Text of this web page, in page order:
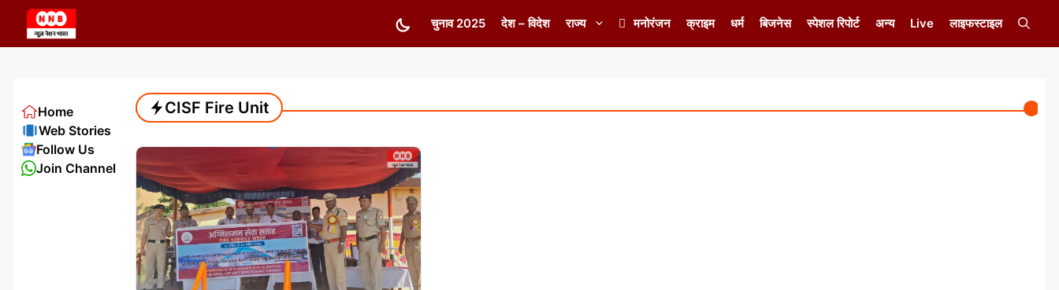
content
चुनाव 2025 देश – विदेश राज्य मनोरंजन क्राइम धर्म बिजनेस स्पेशल रिपोर्ट अन्य Live लाइफस्टाइल
CISF Fire Unit
Home
Web Stories
Follow Us
Join Channel